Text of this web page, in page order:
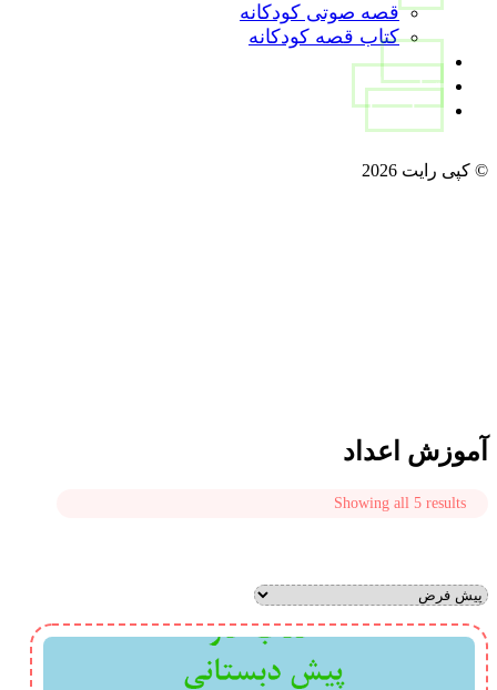
قصه صوتی کودکانه
کتاب قصه کودکانه
مقالات
تماس با ما
درباره ما
© کپی رایت 2026
آموزش اعداد
Showing all 5 results